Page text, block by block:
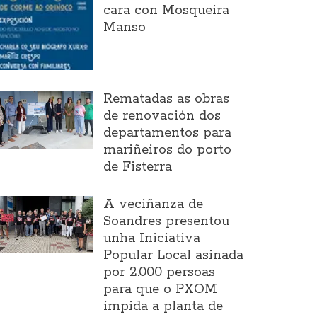
cara con Mosqueira
Manso
Rematadas as obras
de renovación dos
departamentos para
mariñeiros do porto
de Fisterra
A veciñanza de
Soandres presentou
unha Iniciativa
Popular Local asinada
por 2.000 persoas
para que o PXOM
impida a planta de